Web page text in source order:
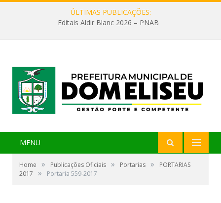
ÚLTIMAS PUBLICAÇÕES:
Editais Aldir Blanc 2026 – PNAB
MENU
Home » Publicações Oficiais » Portarias »
PORTARIAS
2017
» Portaria 559-2017